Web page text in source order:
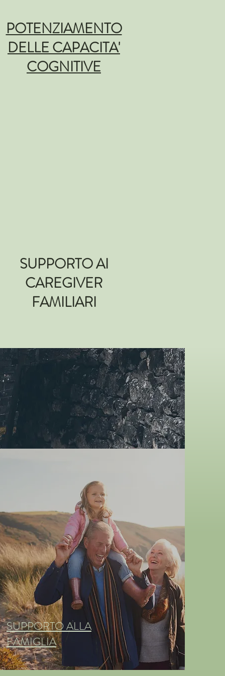
POTENZIAMENTO
DELLE CAPACITA'
COGNITIVE
SUPPORTO AI
CAREGIVER
FAMILIARI
SUPPORTO ALLA
FAMIGLIA